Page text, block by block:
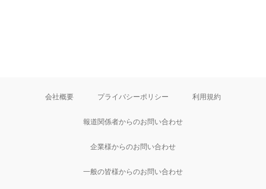
会社概要 プライバシーポリシー 利用規約
報道関係者からのお問い合わせ
企業様からのお問い合わせ
一般の皆様からのお問い合わせ